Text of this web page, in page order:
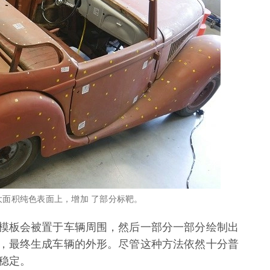
积纯色表面上，增加 了部分标靶。
板会被置于车辆周围，然后一部分一部分绘制出
最终生成车辆的外形。尽管这种方法依然十分普
定。